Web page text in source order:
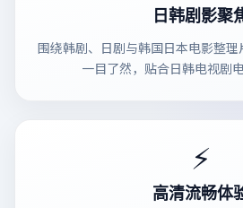
日韩剧影聚
围绕韩剧、日剧与韩国日本电影整
一目了然，贴合日韩电视剧
⚡
高清流畅体